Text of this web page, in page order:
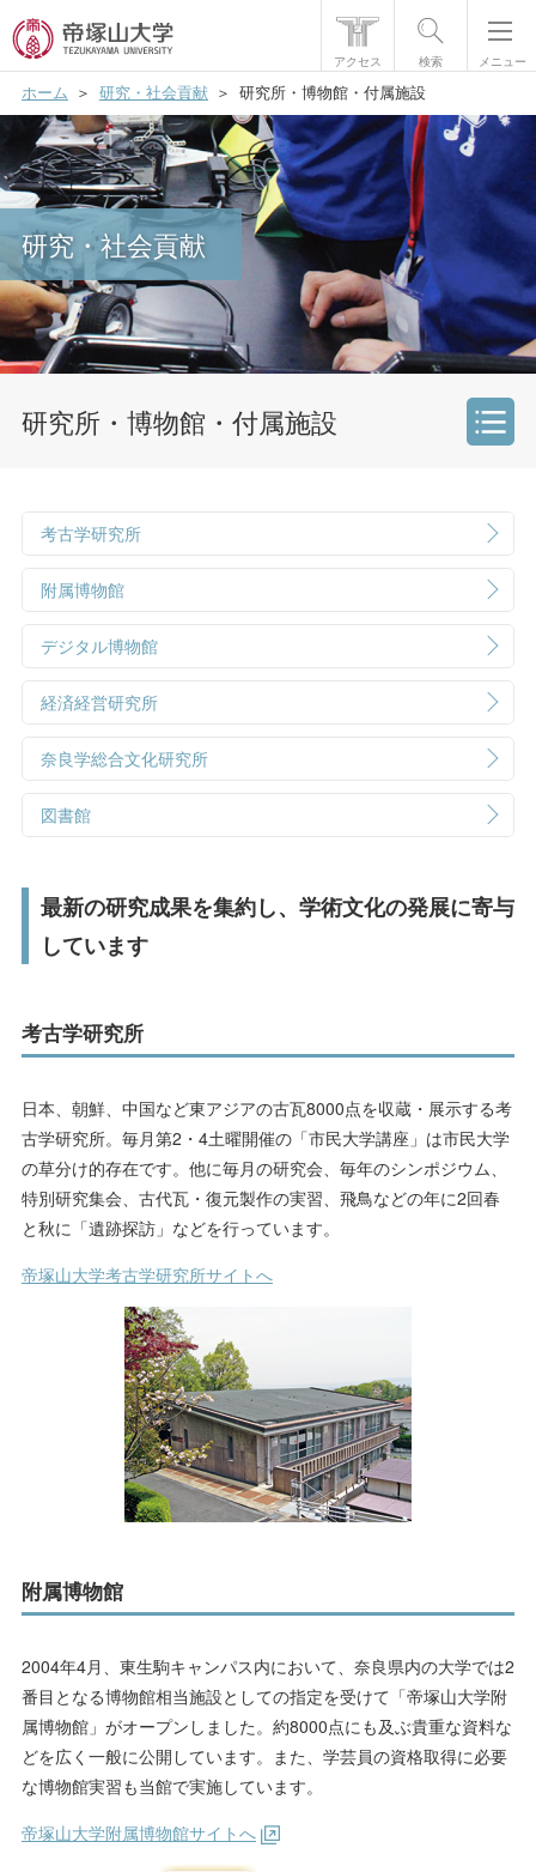
アクセス 検索 メニュー
帝塚山大学について
学部・大学院
学生生活
国際交流
研究・社会貢献
就職・資格
入試情報
受験生の方へ
保護者の方へ
一般の方へ 企業・採用担当者の方へ
English
ホーム 研究・社会貢献 研究所・博物館・付属施設
研究・社会貢献
研究所・博物館・付属施設
研究活動・実績
社会連携
公開講座
科目等履修生・聴講生
社会人の学び直し
こころのケアセンター
研究所・博物館・附属施設
考古学研究所
附属博物館
デジタル博物館
経済経営研究所
奈良学総合文化研究所
図書館
最新の研究成果を集約し、学術文化の発展に寄与
しています
考古学研究所
日本、朝鮮、中国など東アジアの古瓦8000点を収蔵・展示する考
古学研究所。毎月第2・4土曜開催の「市民大学講座」は市民大学
の草分け的存在です。他に毎月の研究会、毎年のシンポジウム、
特別研究集会、古代瓦・復元製作の実習、飛鳥などの年に2回春
と秋に「遺跡探訪」などを行っています。
帝塚山大学考古学研究所サイトへ
附属博物館
2004年4月、東生駒キャンパス内において、奈良県内の大学では2
番目となる博物館相当施設としての指定を受けて「帝塚山大学附
属博物館」がオープンしました。約8000点にも及ぶ貴重な資料な
どを広く一般に公開しています。また、学芸員の資格取得に必要
な博物館実習も当館で実施しています。
帝塚山大学附属博物館サイトへ